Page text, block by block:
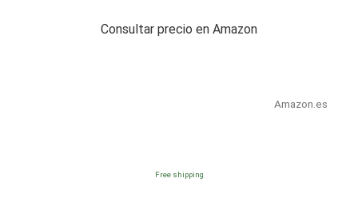
Consultar precio en Amazon
Amazon.es
Free shipping